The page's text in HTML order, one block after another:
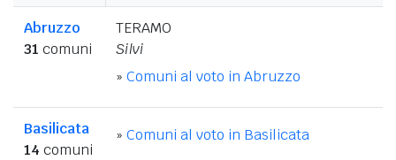
Abruzzo
31 comuni
TERAMO
Silvi
» Comuni al voto in Abruzzo
Basilicata
14 comuni
» Comuni al voto in Basilicata